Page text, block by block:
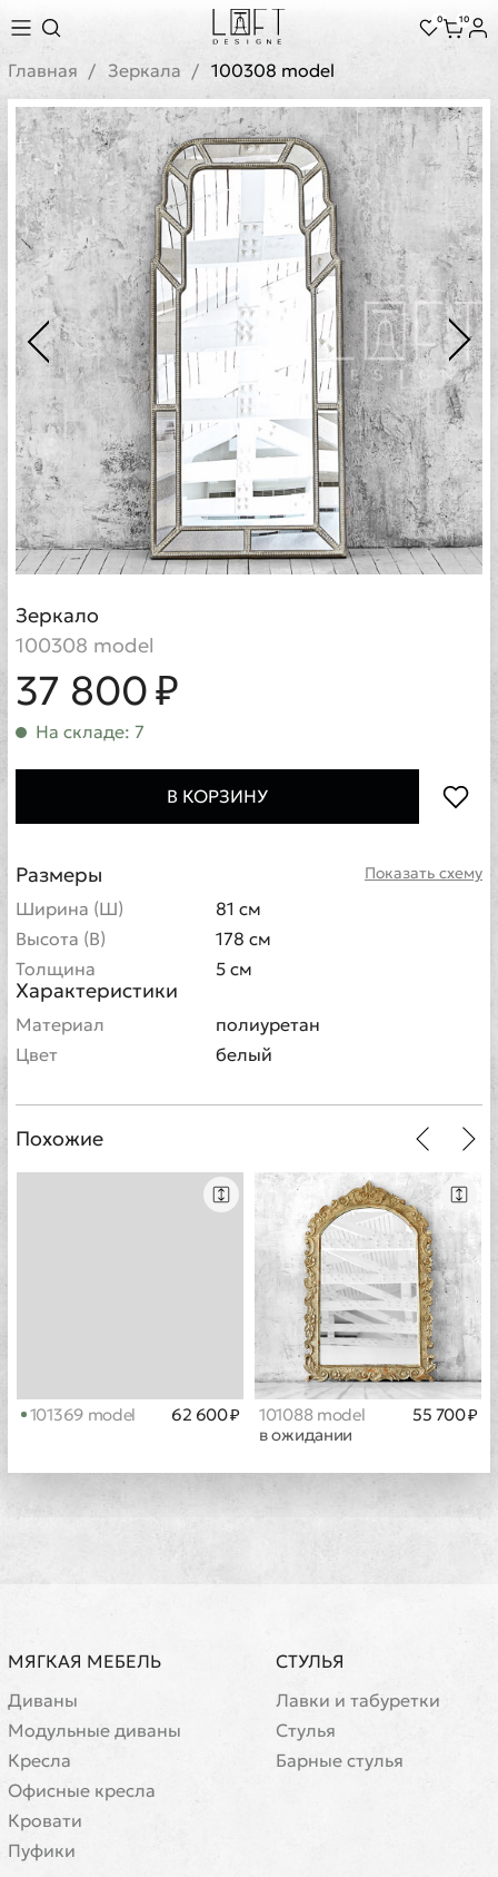
0 10
Главная Зеркала 100308 model
Зеркало
100308 model
37 800 ₽
На складе: 7
В КОРЗИНУ
Показать схему
Размеры
Ширина (Ш)
81 см
Высота (В)
178 см
Толщина
5 см
Характеристики
Материал
полиуретан
Цвет
белый
Похожие
101369 model 62 600 ₽
101088 model
в ожидании
55 700 ₽
МЯГКАЯ МЕБЕЛЬ
Диваны
Модульные диваны
Кресла
Офисные кресла
Кровати
Пуфики
СТУЛЬЯ
Лавки и табуретки
Стулья
Барные стулья